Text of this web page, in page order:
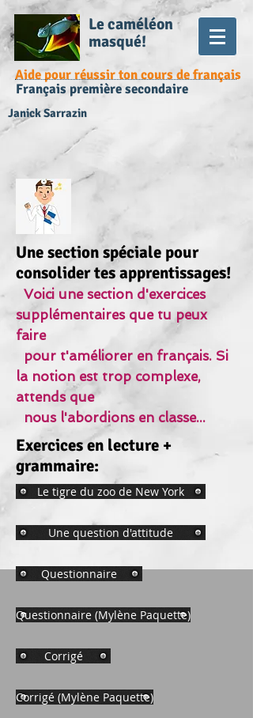
Le caméléon
masqué!
Aide pour réussir ton cours de français
Français première secondaire
Janick Sarrazin
Une section spéciale pour
consolider tes apprentissages!
Voici une section d'exercices
supplémentaires que tu peux
faire
pour t'améliorer en français. Si
la notion est trop complexe,
attends que
nous l'abordions en classe...
Exercices en lecture +
grammaire:
Le tigre du zoo de New York
Une question d'attitude
Questionnaire
Questionnaire (Mylène Paquette)
Corrigé
Corrigé (Mylène Paquette)